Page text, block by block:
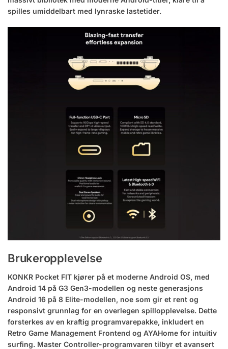
spilles umiddelbart med lynraske lastetider.
Brukeropplevelse
KONKR Pocket FIT kjører på et moderne Android OS, med
Android 14 på G3 Gen3-modellen og neste generasjons
Android 16 på 8 Elite-modellen, noe som gir et rent og
responsivt grunnlag for en overlegen spillopplevelse. Dette
forsterkes av en kraftig programvarepakke, inkludert en
Retro Game Management Frontend og AYAHome for intuitiv
surfing. Master Controller-programvaren tilbyr et avansert